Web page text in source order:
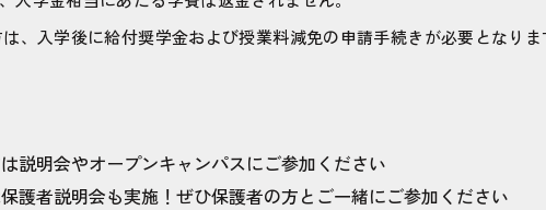
、入学後に給付奨学金および授業料減免の申請手続きが必要となり
説明会やオープンキャンパスにご参加ください
護者説明会も実施！ぜひ保護者の方とご一緒にご参加ください